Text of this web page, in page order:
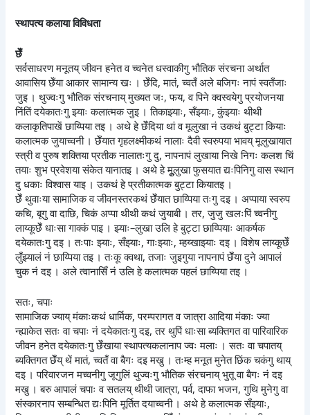
स्थापत्य कलाया विविधता
छेँ
सर्वसाधरण मनूतय् जीवन हनेत व च्वनेत धस्वाकीगु भौतिक संरचना अर्थात
आवासिय छेँया आकार सामान्य खः । छेँदि, मातं, च्वतँ अले बजिगः नापं स्वतँजाः
जुइ । थुज्वःगु भौतिक संरचनाय् मुख्यत जः, फय, व पिने क्वस्वयेगु प्रयोजनया
निंतिं दयेकातःगु झ्याः कलात्मक जुइ । तिकाझ्याः, सँझ्याः, कुंझ्याः थीथी
कलाकृतिपाखें छाय्पिया तइ । अथे हे छेँदिया थां व मूलुखा नं उकथं बुट्टा कियाः
कलात्मक जुयाच्वनी । छेँयात गृहलक्ष्मीकथं नालाः दैवी स्वरुपया भावय् मूलुखायात
स्त्री व पुरुष शक्तिया प्रतीक नालातःगु दु, नापनापं लुखाया निखे निगः कलश चिं
तयाः शुभ प्रवेशया संकेत यानातइ । अथे हे मूुलुखा फुसयात द्यःपिनिगु वास स्थान
दु धकाः विश्वास याइ । उकथं हे प्रतीकात्मक बुट्टा कियातइ ।
छेँ थुवाःया सामाजिक व जीवनस्तरकथं छेँयात छाय्पिया तःगु दइ । अप्पाया स्वरुप
कचि, बूगु वा दाछि, चिकं अप्पा थीथी कथं जुयाबी । तर, जुजु खलःपिं च्वनीगु
लाय्कूछेँ धाःसा गाक्कं पाइ । झ्याः–लुखा उलि हे बुट्टा छाय्पियाः आकर्षक
दयेकातःगु दइ । तःपाः झ्याः, सँझ्याः, गाःझ्याः, म्हय्खाझ्याः दइ । विशेष लाय्कूछेँ
लुँझ्यालं नं छाय्पिया तइ । तःकू क्वथा, तजाः जुइगुया नापनापं छेँया दुने आपालं
चुक नं दइ । अले त्वानासिँ नं उलि हे कलात्मक पहलं छाय्पिया तइ ।
सतः, चपाः
सामाजिक ज्याय् मंकाःकथं धार्मिक, परम्परागत व जात्रा आदिया मंकाः ज्या
न्ह्याकेत सतः वा चपाः नं दयेकातःगु दइ, तर थुपिं धाःसा ब्यक्तिगत वा पारिवारिक
जीवन हनेत दयेकातःगु छेँखाया स्थापत्यकलानाप ज्वः मलाः । सतः वा चपातय्
ब्यक्तिगत छेँय् थें मातं, च्वतँ वा बैगः दइ मखु । तःम्ह मनूत मुनेत छिंक चकंगु थाय्
दइ । परिवारजन मच्वनीगु जूगुलिं थुज्वःगु भौतिक संरचनाय् भुतू वा बैगः नं दइ
मखु । बरु आपालं चपाः व सतलय् थीथी जात्रा, पर्व, दाफा भजन, गुथि मुनेगु वा
संस्कारनाप सम्बन्धित द्यःपिनि मूर्तित दयाच्वनी । अथे हे कलात्मक सँझ्याः,